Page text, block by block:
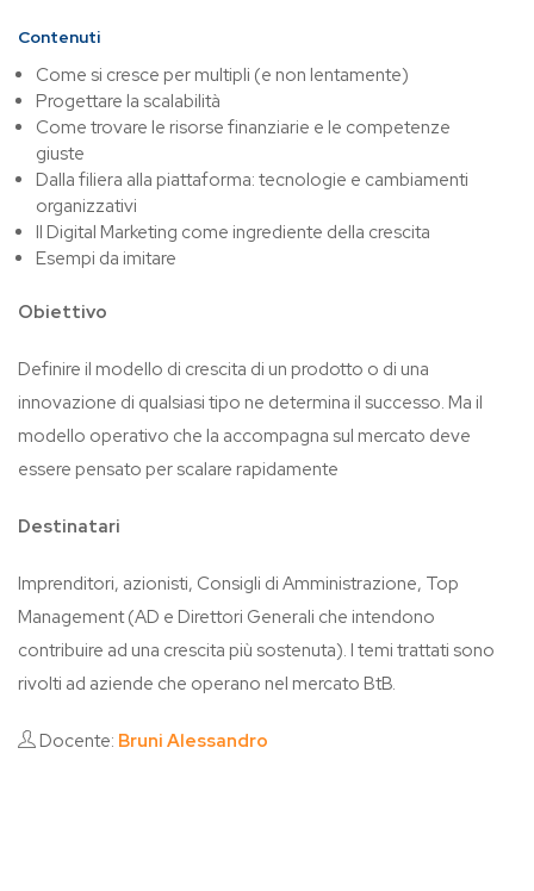
Contenuti
Come si cresce per multipli (e non lentamente)
Progettare la scalabilità
Come trovare le risorse finanziarie e le competenze
giuste
Dalla filiera alla piattaforma: tecnologie e cambiamenti
organizzativi
Il Digital Marketing come ingrediente della crescita
Esempi da imitare
Obiettivo
Definire il modello di crescita di un prodotto o di una
innovazione di qualsiasi tipo ne determina il successo. Ma il
modello operativo che la accompagna sul mercato deve
essere pensato per scalare rapidamente
Destinatari
Imprenditori, azionisti, Consigli di Amministrazione, Top
Management (AD e Direttori Generali che intendono
contribuire ad una crescita più sostenuta). I temi trattati sono
rivolti ad aziende che operano nel mercato BtB.
Docente: Bruni Alessandro